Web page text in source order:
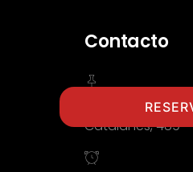
Contacto
Gran Via de les
Catalanes, 489